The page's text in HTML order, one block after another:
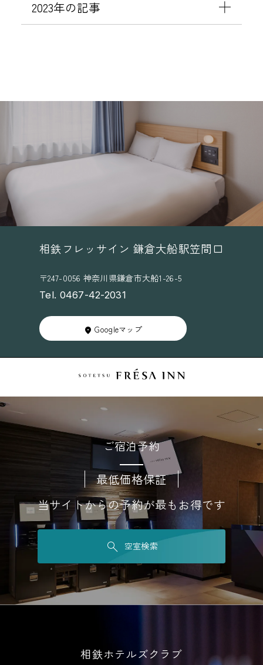
2023年の記事
相鉄フレッサイン 鎌倉大船駅笠間口
〒247-0056 神奈川県鎌倉市大船1-26-5
Tel. 0467-42-2031
Googleマップ
ご宿泊予約
最低価格保証
当サイトからの予約が最もお得です
空室検索
相鉄ホテルズクラブ